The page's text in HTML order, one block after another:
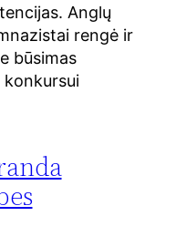
Anglų
rengė ir
būsimas